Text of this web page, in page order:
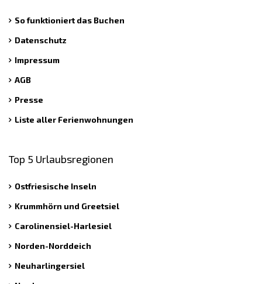
So funktioniert das Buchen
Datenschutz
Impressum
AGB
Presse
Liste aller Ferienwohnungen
Top 5 Urlaubsregionen
Ostfriesische Inseln
Krummhörn und Greetsiel
Carolinensiel-Harlesiel
Norden-Norddeich
Neuharlingersiel